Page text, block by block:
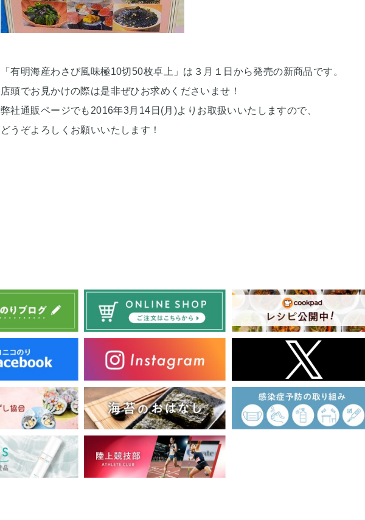
「有明海産わさび風味極10切50枚卓上」は３月１日から発売の新商品です。
店頭でお見かけの際は是非ぜひお求めくださいませ！
弊社通販ページでも2016年3月14日(月)よりお取扱いいたしますので、
どうぞよろしくお願いいたします！